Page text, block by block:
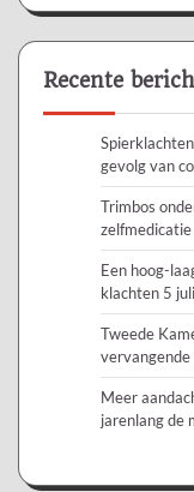
Recente
gevolg van
Trimbos
Een hoog-
klachten 5
Tweede
Meer
jarenlang de